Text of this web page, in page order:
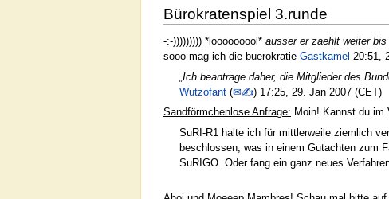
Bürokratenspiel 3.runde
-:-))))))))) *looooooool* ausser er zaehlt weiter
sooo mag ich die buerokratie Gastkamel 20:51,
„Ich beantrage daher, die Mitglieder des
Wutzofant (✉✍) 17:25, 29. Jan 2007 (CET)
Sandförmchenlose Anfrage: Moin! Kannst du im
SuRI-R1 halte ich für mittlerweile ziemlich
beschlossen, was in einem Gutachten zum
SuRIGO. Oder fang ein ganz neues